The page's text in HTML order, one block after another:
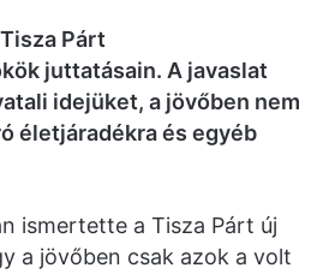
Párt
juttatásain. A javaslat
idejüket, a jövőben nem
életjáradékra és egyéb
ismertette a Tisza Párt új
a jövőben csak azok a volt